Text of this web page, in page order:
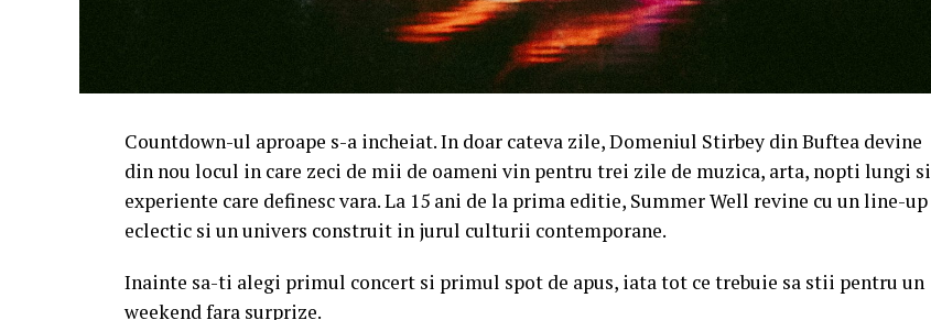
Countdown-ul aproape s-a incheiat. In doar cateva zile, Domeniul Stirbey din Buftea devine
din nou locul in care zeci de mii de oameni vin pentru trei zile de muzica, arta, nopti lungi si
experiente care definesc vara. La 15 ani de la prima editie, Summer Well revine cu un line-up
eclectic si un univers construit in jurul culturii contemporane.
Inainte sa-ti alegi primul concert si primul spot de apus, iata tot ce trebuie sa stii pentru un
weekend fara surprize.